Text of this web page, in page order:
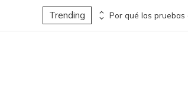
Trending Turismo sostenible y pesca responsable en la economía azul de Belice